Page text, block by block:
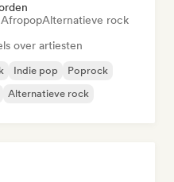
Alternatieve rock
over artiesten
Indie pop
Poprock
Alternatieve rock